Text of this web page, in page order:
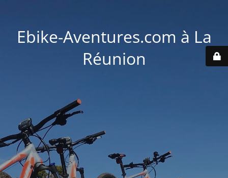
Ebike-Aventures.com à La
Réunion